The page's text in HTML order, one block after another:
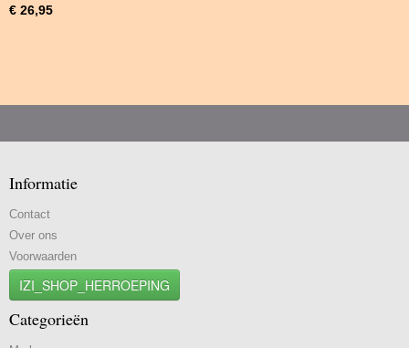
€ 26,95
Informatie
Contact
Over ons
Voorwaarden
IZI_SHOP_HERROEPING
Categorieën